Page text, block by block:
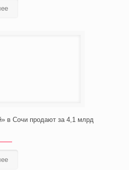
в Сочи продают за 4,1 млрд